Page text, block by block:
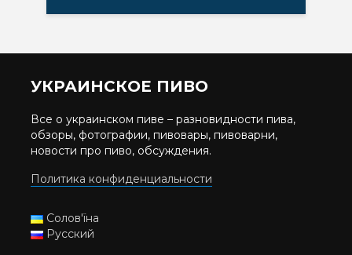
УКРАИНСКОЕ ПИВО
Все о украинском пиве – разновидности пива,
обзоры, фотографии, пивовары, пивоварни,
новости про пиво, обсуждения.
Политика конфиденциальности
Солов'їна
Русский